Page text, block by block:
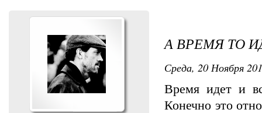
А ВРЕМЯ ТО
Среда, 20 Ноября
Время идет и
Конечно это